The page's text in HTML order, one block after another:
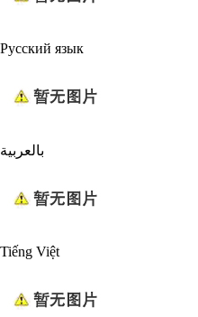
Русский язык
بالعربية
Tiếng Việt